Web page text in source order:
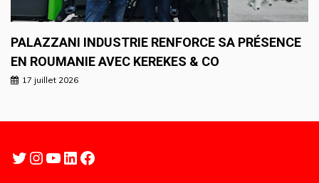
PALAZZANI INDUSTRIE RENFORCE SA PRÉSENCE
EN ROUMANIE AVEC KEREKES & CO
17 juillet 2026
Twitter
Instagram
YouTube
LinkedIn
Facebook